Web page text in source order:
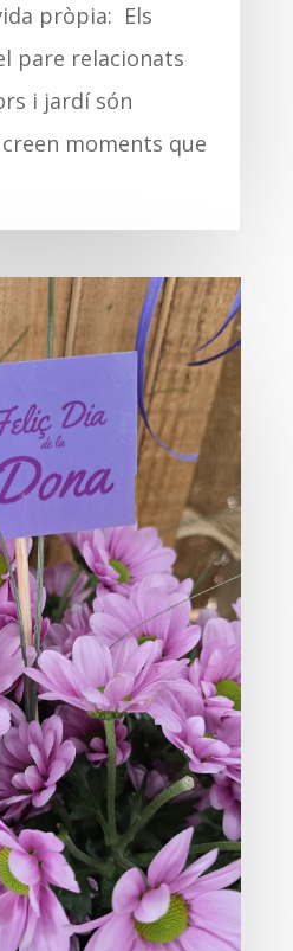
pròpia: Els
pare relacionats
i jardí són
moments que